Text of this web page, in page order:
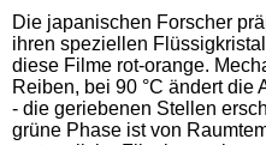
Die japanischen Forscher
ihren speziellen
diese Filme rot-orange.
Reiben, bei 90 °C ändert
- die geriebenen Stellen
grüne Phase ist von